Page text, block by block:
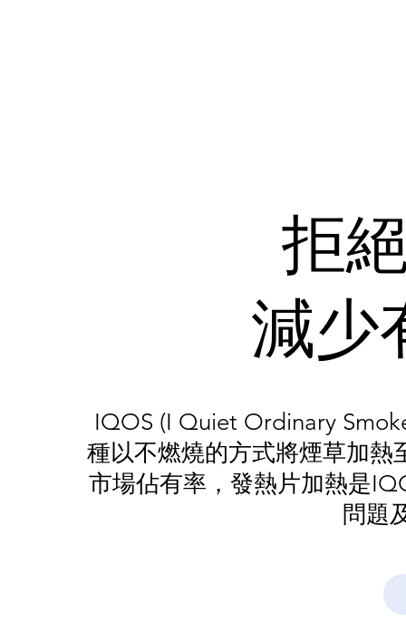
拒
減少
IQOS (I Quiet Ordinary
種以不燃燒的方式將煙草加熱
市場佔有率，發熱片加熱是
問題